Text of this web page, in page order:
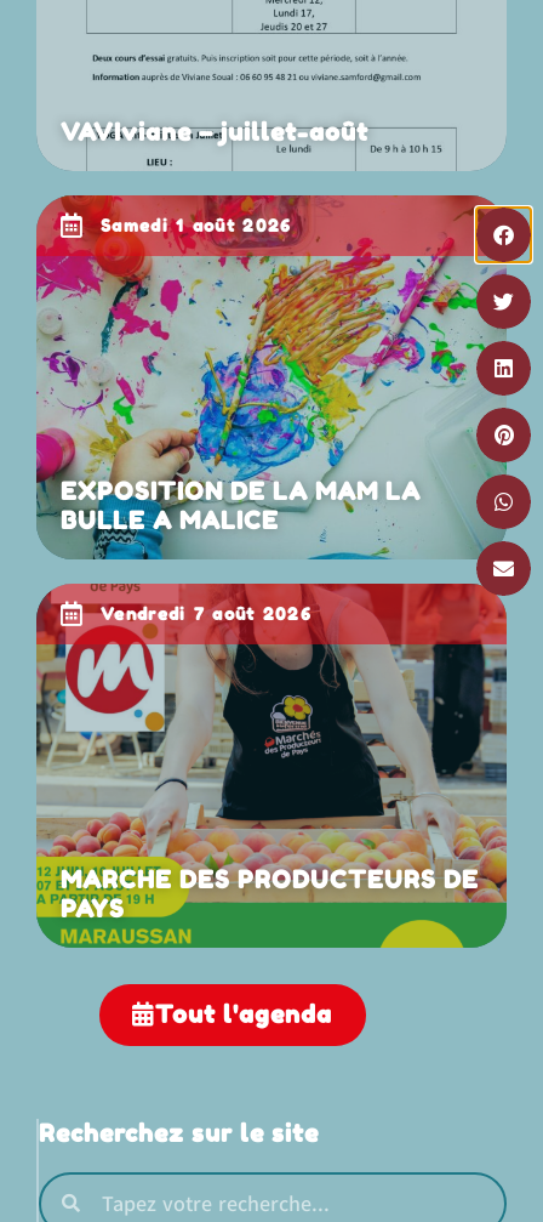
VAVIviane – juillet-août
samedi 1 août 2026
EXPOSITION DE LA MAM LA
BULLE A MALICE
vendredi 7 août 2026
MARCHE DES PRODUCTEURS DE
PAYS
Tout l'agenda
Recherchez sur le site